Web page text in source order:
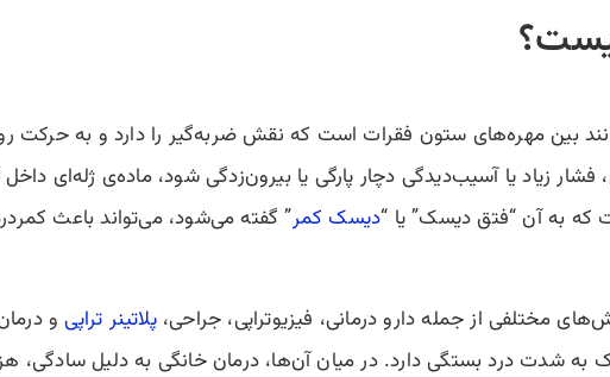
بین مهره‌های ستون فقرات است که نقش ضربه‌گیر را دارد و به حرکت
فشار زیاد یا آسیب‌دیدگی دچار پارگی یا بیرون‌زدگی شود، ماده‌ی
که به آن “فتق دیسک” یا “دیسک کمر” گفته می‌شود، می‌تواند باعث
مختلفی از جمله دارو درمانی، فیزیوتراپی، جراحی،پلاتینر تراپیو
به شدت درد بستگی دارد. در میان آن‌ها، درمان خانگی به دلیل سادگی،